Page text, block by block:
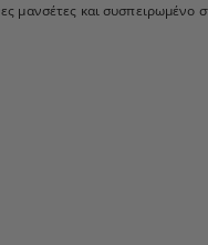
μανσέτες και συσπειρωμένο